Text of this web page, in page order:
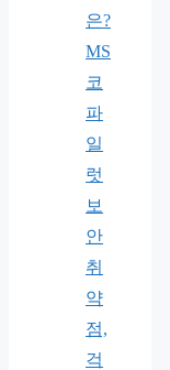
은?
MS
코
파
일
럿
보
안
취
약
점,
걱